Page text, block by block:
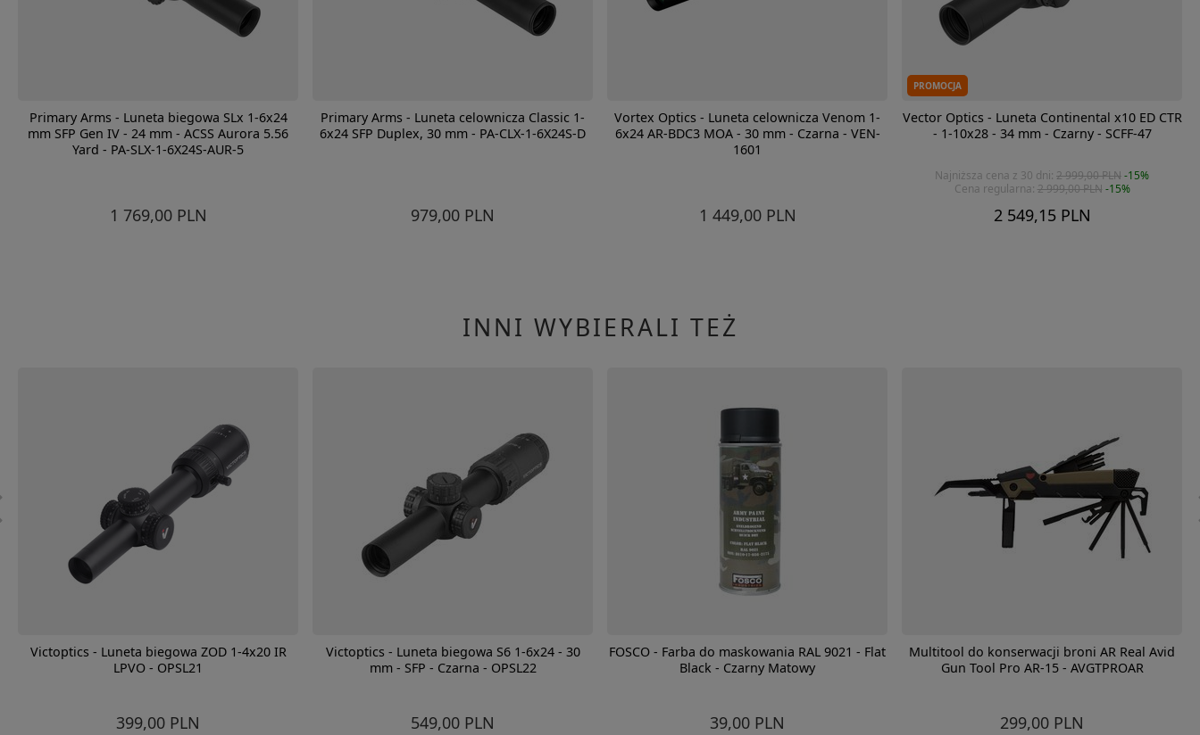
Primary Arms - Luneta biegowa SLx 1-6x24
mm SFP Gen IV - 24 mm - ACSS Aurora 5.56
Yard - PA-SLX-1-6X24S-AUR-5
1 769,00 PLN
Primary Arms - Luneta celownicza Classic 1-
6x24 SFP Duplex, 30 mm - PA-CLX-1-6X24S-D
979,00 PLN
Vortex Optics - Luneta celownicza Venom 1-
6x24 AR-BDC3 MOA - 30 mm - Czarna - VEN-
1601
1 449,00 PLN
PROMOCJA
Vector Optics - Luneta Continental x10 ED CTR
- 1-10x28 - 34 mm - Czarny - SCFF-47
2 549,15 PLN
Najniższa cena z 30 dni: 2 999,00 PLN-15%
Cena regularna: 2 999,00 PLN -15%
INNI WYBIERALI TEŻ
Victoptics - Luneta biegowa ZOD 1-4x20 IR
LPVO - OPSL21
399,00 PLN
Victoptics - Luneta biegowa S6 1-6x24 - 30
mm - SFP - Czarna - OPSL22
549,00 PLN
FOSCO - Farba do maskowania RAL 9021 - Flat
Black - Czarny Matowy
39,00 PLN
Multitool do konserwacji broni AR Real Avid
Gun Tool Pro AR-15 - AVGTPROAR
299,00 PLN